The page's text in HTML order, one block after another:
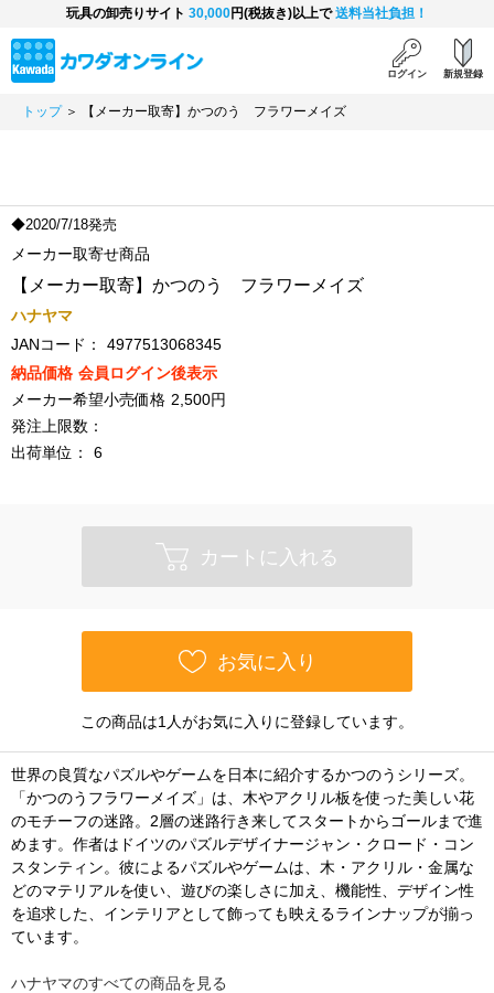
玩具の卸売りサイト 30,000円(税抜き)以上で送料当社負担！
ログイン 新規登録
トップ＞ 【メーカー取寄】かつのう フラワーメイズ
◆2020/7/18発売
メーカー取寄せ商品
【メーカー取寄】かつのう フラワーメイズ
ハナヤマ
JANコード：
4977513068345
納品価格 会員ログイン後表示
メーカー希望小売価格 2,500円
発注上限数：
出荷単位：
6
カートに入れる
お気に入り
この商品は1人がお気に入りに登録しています。
世界の良質なパズルやゲームを日本に紹介するかつのうシリーズ。
「かつのうフラワーメイズ」は、木やアクリル板を使った美しい花
のモチーフの迷路。2層の迷路行き来してスタートからゴールまで進
めます。作者はドイツのパズルデザイナージャン・クロード・コン
スタンティン。彼によるパズルやゲームは、木・アクリル・金属な
どのマテリアルを使い、遊びの楽しさに加え、機能性、デザイン性
を追求した、インテリアとして飾っても映えるラインナップが揃っ
ています。
ハナヤマのすべての商品を見る